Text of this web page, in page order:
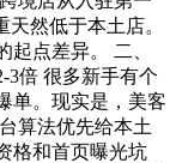
然低于本土店。
点差异。 二、
3倍 很多新手有个
单。现实是，美客
算法优先给本土
格和首页曝光坑